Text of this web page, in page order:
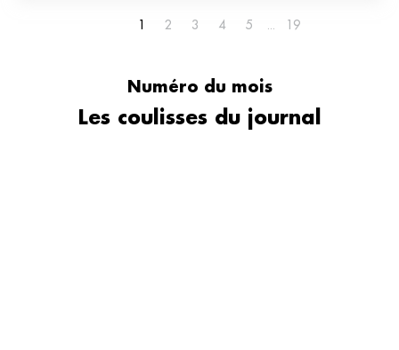
1 2 3 4 5 19
Numéro du mois
Les coulisses du journal